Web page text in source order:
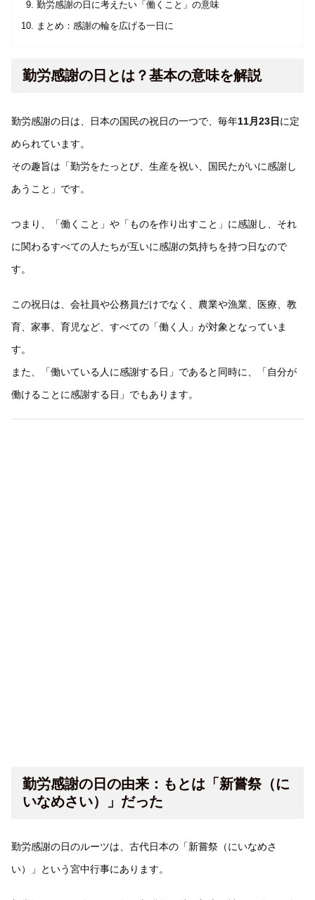
勤労感謝の日に考えたい「働くこと」の意味
まとめ：感謝の輪を広げる一日に
勤労感謝の日とは？基本の意味を解説
勤労感謝の日は、日本の国民の祝日の一つで、毎年11月23日 に定
められています。
その趣旨は「勤労をたっとび、生産を祝い、国民たがいに感謝し
あうこと」です。
つまり、「働くこと」や「ものを作り出すこと」に感謝し、それ
に関わるすべての人たちが互いに感謝の気持ちを持つ日なので
す。
この祝日は、会社員や公務員だけでなく、農業や漁業、医療、教
育、家事、育児など、すべての「働く人」が対象となっていま
す。
また、「働いている人に感謝する日」であると同時に、「自分が
働けることに感謝する日」でもあります。
勤労感謝の日の由来：もとは「新嘗祭（に
いなめさい）」だった
勤労感謝の日のルーツは、古代日本の「新嘗祭（にいなめさ
い）」という宮中行事にあります。